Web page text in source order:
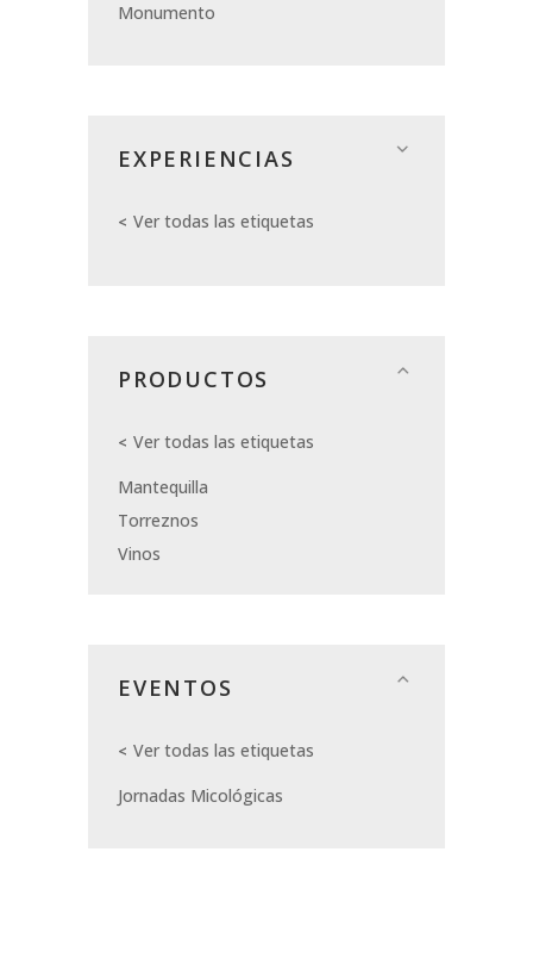
Monumento
EXPERIENCIAS
Ver todas las etiquetas
PRODUCTOS
Ver todas las etiquetas
Mantequilla
Torreznos
Vinos
EVENTOS
Ver todas las etiquetas
Jornadas Micológicas